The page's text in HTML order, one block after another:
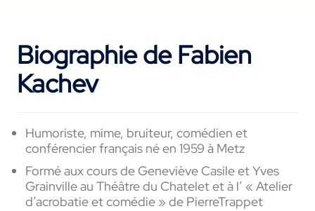
Biographie de Fabien
Kachev
Humoriste, mime, bruiteur, comédien et
conférencier français né en 1959 à Metz
Formé aux cours de Geneviève Casile et Yves
Grainville au Théâtre du Chatelet et à l’ « Atelier
d’acrobatie et comédie » de PierreTrappet